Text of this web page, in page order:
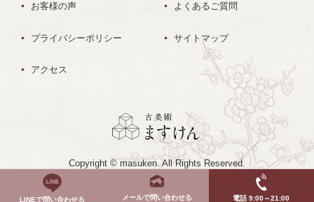
LINEで問い合わせる メールで問い合わせる 電話 9:00～21:00
お客様の声 よくあるご質問
プライバシーポリシー サイトマップ
アクセス
Copyright © masuken. All Rights Reserved.